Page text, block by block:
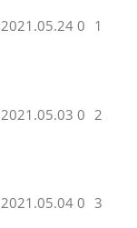
2021.05.24 0 1
2021.05.03 0 2
2021.05.04 0 3